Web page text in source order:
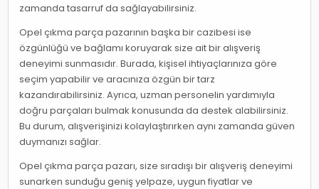
zamanda tasarruf da sağlayabilirsiniz.
Opel çıkma parça pazarının başka bir cazibesi ise
özgünlüğü ve bağlamı koruyarak size ait bir alışveriş
deneyimi sunmasıdır. Burada, kişisel ihtiyaçlarınıza göre
seçim yapabilir ve aracınıza özgün bir tarz
kazandırabilirsiniz. Ayrıca, uzman personelin yardımıyla
doğru parçaları bulmak konusunda da destek alabilirsiniz.
Bu durum, alışverişinizi kolaylaştırırken aynı zamanda güven
duymanızı sağlar.
Opel çıkma parça pazarı, size sıradışı bir alışveriş deneyimi
sunarken sunduğu geniş yelpaze, uygun fiyatlar ve